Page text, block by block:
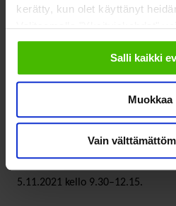
kerätty, kun olet käyttänyt
Valitsemalla "Yksityiskohdat"
evästeisiin.
Salli kaikki
Muokkaa
Vain
Miten koulukiusaamista ja -
toiveita koululla on huoltajille ja
voitaisiin vähentää? Entä mitä
Näihin kysymyksiin vastaavat
Tuhkalehto, Päivi Kunnas,
Pekkarinen, Mieli ry:n
Anniina Pesonensekä
5.11.2021 kello 9.30–12.15.